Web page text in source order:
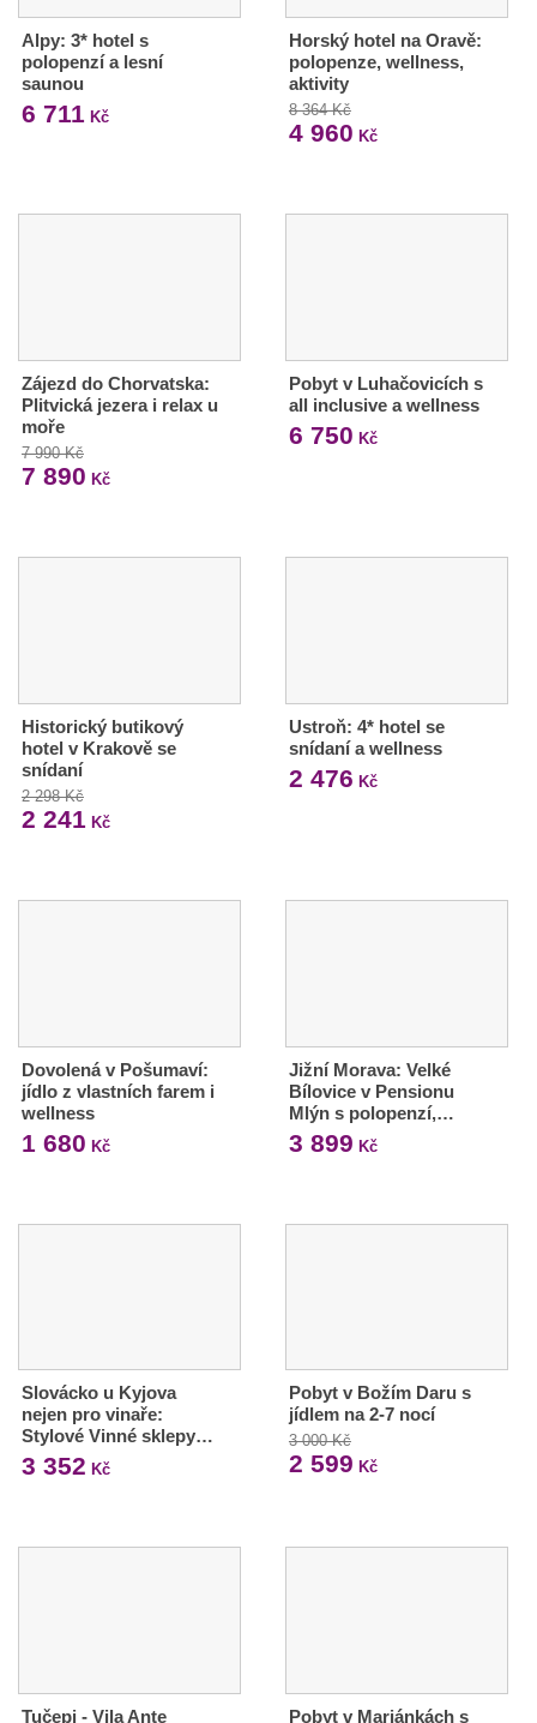
Alpy: 3* hotel s
polopenzí a lesní
saunou
6 711 Kč
Horský hotel na Oravě:
polopenze, wellness,
aktivity
8 364 Kč
4 960 Kč
Zájezd do Chorvatska:
Plitvická jezera i relax u
moře
7 990 Kč
7 890 Kč
Pobyt v Luhačovicích s
all inclusive a wellness
6 750 Kč
Historický butikový
hotel v Krakově se
snídaní
2 298 Kč
2 241 Kč
Ustroň: 4* hotel se
snídaní a wellness
2 476 Kč
Dovolená v Pošumaví:
jídlo z vlastních farem i
wellness
1 680 Kč
Jižní Morava: Velké
Bílovice v Pensionu
Mlýn s polopenzí,…
3 899 Kč
Slovácko u Kyjova
nejen pro vinaře:
Stylové Vinné sklepy…
3 352 Kč
Pobyt v Božím Daru s
jídlem na 2-7 nocí
3 000 Kč
2 599 Kč
Tučepi - Vila Ante Pobyt v Mariánkách s